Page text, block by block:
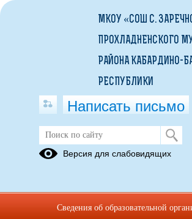
Политика
общеобразовательная школа с. Заречного»
МКОУ «СОШ С.
ПРОХЛАДНЕНСКОГО
РАЙОНА КАБАРДИНО-
РЕСПУБЛИКИ
Написать письмо
Версия для слабовидящих
Сведения об образовательной